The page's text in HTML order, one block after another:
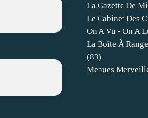
La Gazette De
Le Cabinet Des
On A Vu - On A
La Boîte À
(83)
Menues